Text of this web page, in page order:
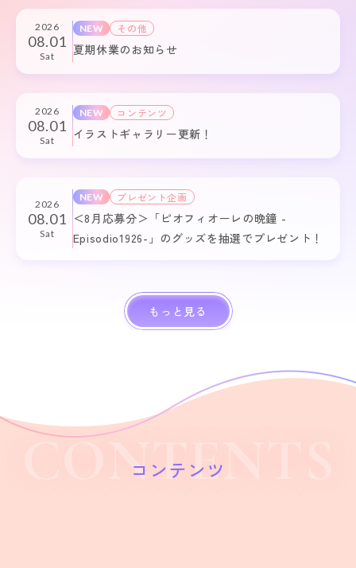
2026
08.01
Sat
NEW その他
夏期休業のお知らせ
2026
08.01
Sat
NEW コンテンツ
イラストギャラリー更新！
2026
08.01
Sat
NEW プレゼント企画
＜8月応募分＞「ピオフィオーレの晩鐘 -
Episodio1926-」のグッズを抽選でプレゼント！
もっと見る
CONTENTS
コンテンツ